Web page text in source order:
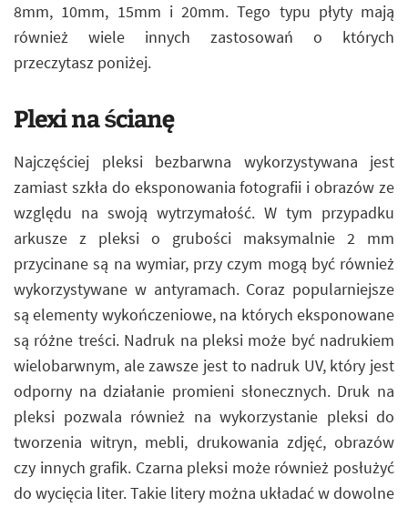
8mm, 10mm, 15mm i 20mm. Tego typu płyty mają
również wiele innych zastosowań o których
przeczytasz poniżej.
Plexi na ścianę
Najczęściej pleksi bezbarwna wykorzystywana jest
zamiast szkła do eksponowania fotografii i obrazów ze
względu na swoją wytrzymałość. W tym przypadku
arkusze z pleksi o grubości maksymalnie 2 mm
przycinane są na wymiar, przy czym mogą być również
wykorzystywane w antyramach. Coraz popularniejsze
są elementy wykończeniowe, na których eksponowane
są różne treści. Nadruk na pleksi może być nadrukiem
wielobarwnym, ale zawsze jest to nadruk UV, który jest
odporny na działanie promieni słonecznych. Druk na
pleksi pozwala również na wykorzystanie pleksi do
tworzenia witryn, mebli, drukowania zdjęć, obrazów
czy innych grafik. Czarna pleksi może również posłużyć
do wycięcia liter. Takie litery można układać w dowolne